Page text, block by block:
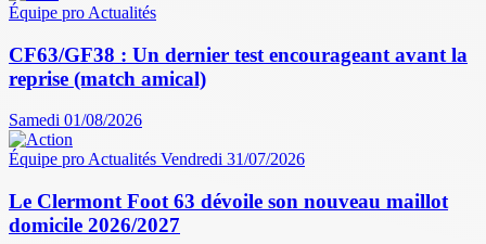
Équipe pro Actualités
CF63/GF38 : Un dernier test encourageant avant la
reprise (match amical)
Samedi 01/08/2026
Équipe pro Actualités Vendredi 31/07/2026
Le Clermont Foot 63 dévoile son nouveau maillot
domicile 2026/2027